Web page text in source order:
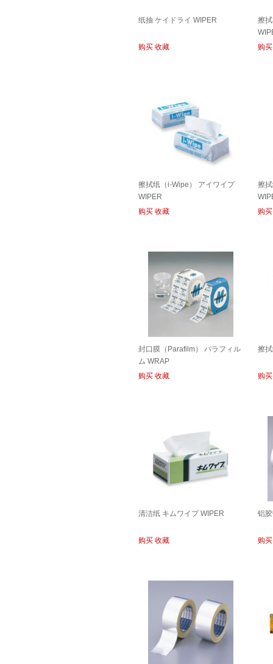
纸抽 ケイドライ WIPER
购买 收藏
擦
购买
擦拭纸（i-Wipe） アイワイプ
WIPER
购买 收藏
擦
购买
封口膜（Parafilm） パラフィル
ム WRAP
购买 收藏
擦
购买
清洁纸 キムワイプ WIPER
购买 收藏
铝
购买